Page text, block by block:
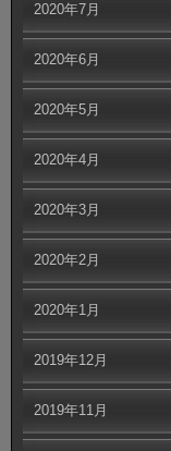
2020年7月
2020年6月
2020年5月
2020年4月
2020年3月
2020年2月
2020年1月
2019年12月
2019年11月